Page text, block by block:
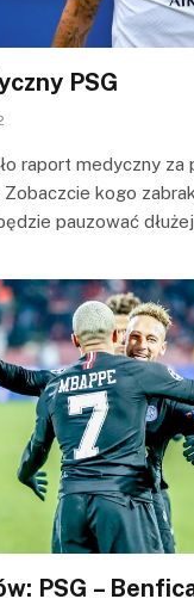
PSG
raport medyczny za
kogo
pauzować
PSG –